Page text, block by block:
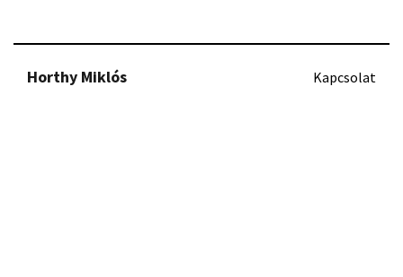
Horthy Miklós Kapcsolat